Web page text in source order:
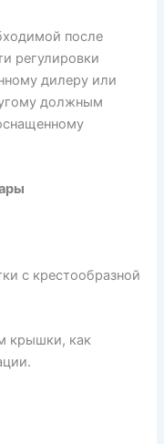
после
регулировки
дилеру или
должным
с крестообразной
крышки, как